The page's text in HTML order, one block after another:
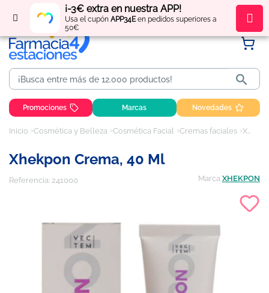
¡-3€ extra en nuestra APP!
Usa el cupón APP34Een pedidos superiores a
50€
Regístratey obténpuntos por tus compras

Promociones Marcas Novedades
Inicio Cosmética y Belleza Cosmética Facial Cremas faciales Xhekpon crema, 40 ml
Xhekpon Crema, 40 Ml
Referencia: 241000 Marca XHEKPON